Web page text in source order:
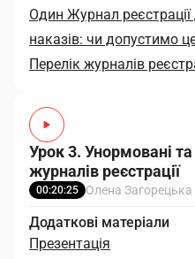
Один Журнал
наказів: чи допустимо
Перелік журналів
Урок 3. Унормовані
журналів реєстрації
00:20:25 Олена Загорецька
Додаткові матеріали
Презентація